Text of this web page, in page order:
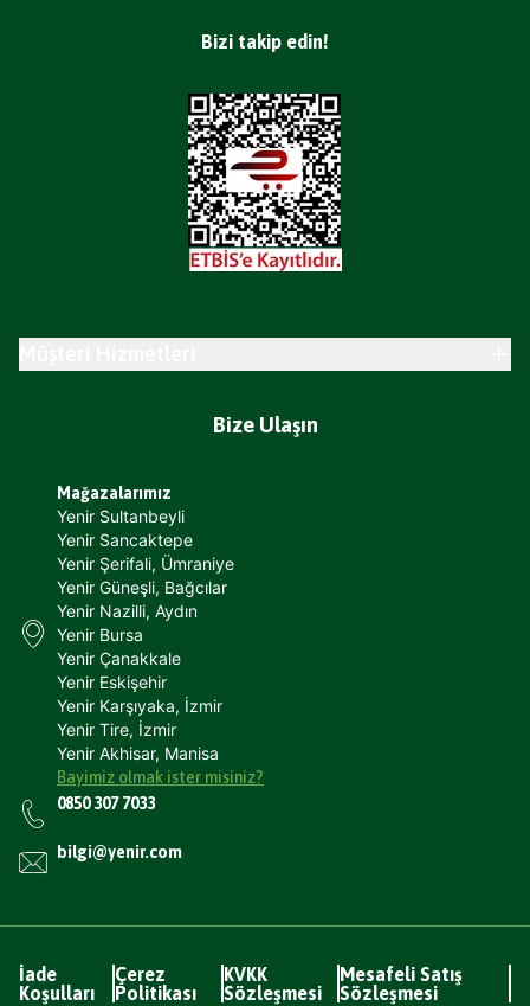
Bizi takip edin!
Bize Ulaşın
Mağazalarımız
Yenir Sultanbeyli
Yenir Sancaktepe
Yenir Şerifali, Ümraniye
Yenir Güneşli, Bağcılar
Yenir Nazilli, Aydın
Yenir Bursa
Yenir Çanakkale
Yenir Eskişehir
Yenir Karşıyaka, İzmir
Yenir Tire, İzmir
Yenir Akhisar, Manisa
Bayimiz olmak ister misiniz?
0850 307 7033
bilgi@yenir.com
İade
Koşulları
Çerez
Politikası
KVKK
Sözleşmesi
Mesafeli Satış
Sözleşmesi